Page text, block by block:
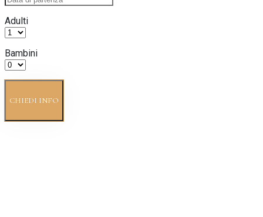
Adulti
Bambini
CHIEDI INFO